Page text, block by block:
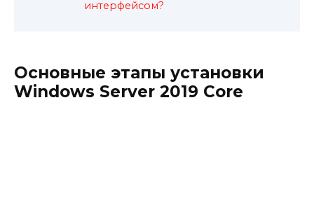
интерфейсом?
Основные этапы установки
Windows Server 2019 Core